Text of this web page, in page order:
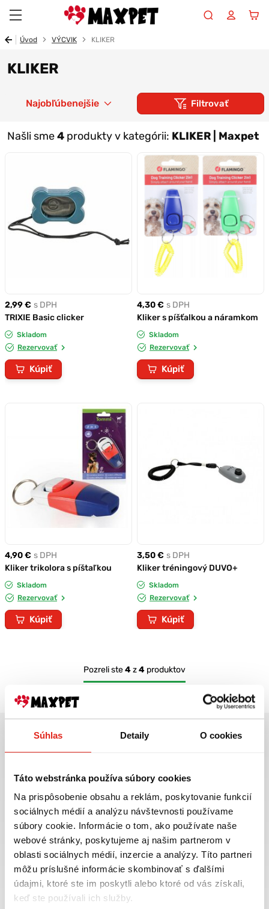
Súhlas Detaily O cookies
Táto webstránka používa súbory cookies
Na prispôsobenie obsahu a reklám, poskytovanie funkcií
sociálnych médií a analýzu návštevnosti používame
súbory cookie. Informácie o tom, ako používate naše
webové stránky, poskytujeme aj našim partnerom v
oblasti sociálnych médií, inzercie a analýzy. Títo partneri
môžu príslušné informácie skombinovať s ďalšími
údajmi, ktoré ste im poskytli alebo ktoré od vás získali,
keď ste používali ich služby.
Úvod VÝCVIK KLIKER
KLIKER
Filtrovať
Našli sme4 produkty v kategórii: KLIKER | Maxpet
Najobľúbenejšie
2,99 € s DPH
TRIXIE Basic clicker
Skladom
Rezervovať
Kúpiť
4,30 € s DPH
Kliker s píšťalkou a náramkom
Skladom
Rezervovať
Kúpiť
4,90 € s DPH
Kliker trikolora s píštaľkou
Skladom
Rezervovať
Kúpiť
3,50 € s DPH
Kliker tréningový DUVO+
Skladom
Rezervovať
Kúpiť
Pozreli ste4z4 produktov
Doprava ZADARMO
pre objednávky
nad 59€ v rámci SR
VIAC INFO
Tovar NA SKLADE
expedujeme do 24
hod.
VIAC INFO
Zasielame aj do ČR,
doprava už od 5€